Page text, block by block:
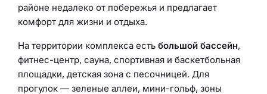
районе недалеко от побережья и предлагает
комфорт для жизни и отдыха.
На территории комплекса есть большой бассейн,
фитнес-центр, сауна, спортивная и баскетбольная
площадки, детская зона с песочницей. Для
прогулок — зеленые аллеи, мини-гольф, зоны